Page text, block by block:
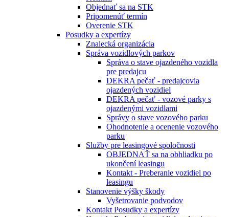
Objednať sa na STK
Pripomenúť termín
Overenie STK
Posudky a expertízy
Znalecká organizácia
Správa vozidlových parkov
Správa o stave ojazdeného vozidla
pre predajcu
DEKRA pečať - predajcovia
ojazdených vozidiel
DEKRA pečať - vozové parky s
ojazdenými vozidlami
Správy o stave vozového parku
Ohodnotenie a ocenenie vozového
parku
Služby pre leasingové spoločnosti
OBJEDNAŤ sa na obhliadku po
ukončení leasingu
Kontakt - Preberanie vozidiel po
leasingu
Stanovenie výšky škody
Vyšetrovanie podvodov
Kontakt Posudky a expertízy